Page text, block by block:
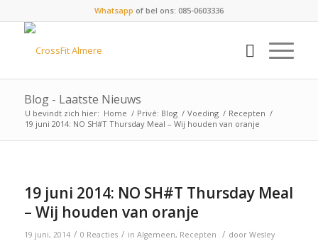
Whatsapp of bel ons: 085-0603336
Blog - Laatste Nieuws
U bevindt zich hier: Home / Privé: Blog / Voeding / Recepten /
19 juni 2014: NO SH#T Thursday Meal – Wij houden van oranje
19 juni 2014: NO SH#T Thursday Meal
– Wij houden van oranje
19 juni, 2014 / 0 Reacties / in Algemeen, Recepten / door Wesley